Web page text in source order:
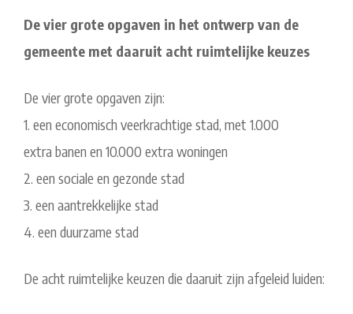
De vier grote opgaven in het ontwerp van de
gemeente met daaruit acht ruimtelijke keuzes
De vier grote opgaven zijn:
1. een economisch veerkrachtige stad, met 1.000
extra banen en 10.000 extra woningen
2. een sociale en gezonde stad
3. een aantrekkelijke stad
4. een duurzame stad
De acht ruimtelijke keuzen die daaruit zijn afgeleid luiden: